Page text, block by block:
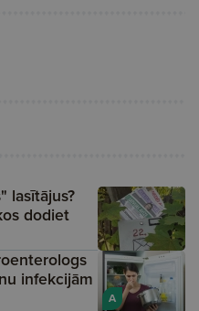
lasītājus?
dodiet
A
infekcijām